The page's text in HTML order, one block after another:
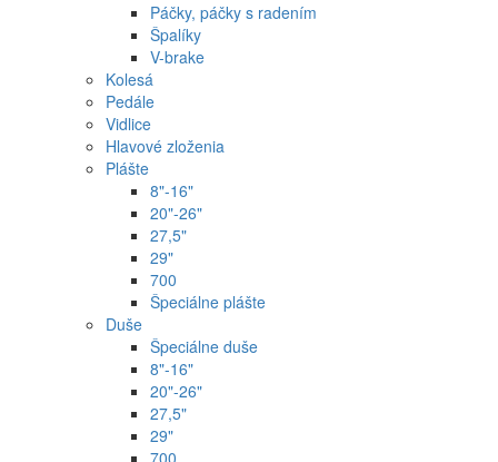
Páčky, páčky s radením
Špalíky
V-brake
Kolesá
Pedále
Vidlice
Hlavové zloženia
Plášte
8"-16"
20"-26"
27,5"
29"
700
Špeciálne plášte
Duše
Špeciálne duše
8"-16"
20"-26"
27,5"
29"